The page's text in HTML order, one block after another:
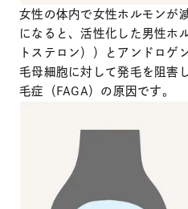
女性の体内で女性ホルモンが
になると、活性化した男性ホ
トステロン））とアンドロゲ
毛母細胞に対して発毛を阻害
毛症（FAGA）の原因です。